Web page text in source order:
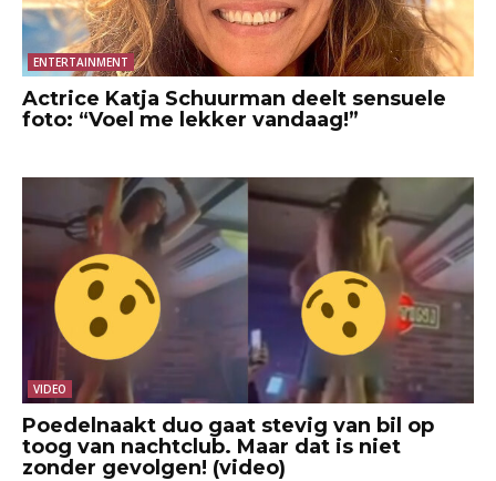
ENTERTAINMENT
Actrice Katja Schuurman deelt sensuele
foto: “Voel me lekker vandaag!”
VIDEO
Poedelnaakt duo gaat stevig van bil op
toog van nachtclub. Maar dat is niet
zonder gevolgen! (video)